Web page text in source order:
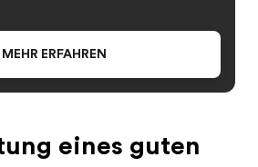
MEHR ERFAHREN
eines guten